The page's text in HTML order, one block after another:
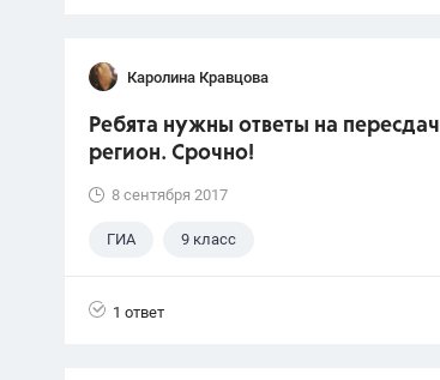
Каролина Кравцова
Ребята нужны ответы на
регион. Срочно!
8 сентября 2017
ГИА 9 класс
1 ответ